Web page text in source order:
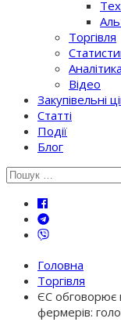
Торгівля
Аналітика
Відео
Закупівельні
Статті
Події
Блог
Шукати:
Головна
Торгівля
ЄС обговорює
фермерів: